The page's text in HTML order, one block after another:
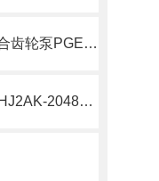
德国贺德克HYDAC外啮合齿轮泵PGE100系列科普
霍伯纳Hubner编码器FGHJ2AK-2048G-90G-NG/16K介绍